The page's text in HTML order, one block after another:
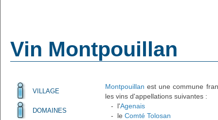
Vin Montpouillan
VILLAGE
DOMAINES
Montpouillan est une commune
les vins d'appellations suivantes :
- l'Agenais
- le Comté Tolosan